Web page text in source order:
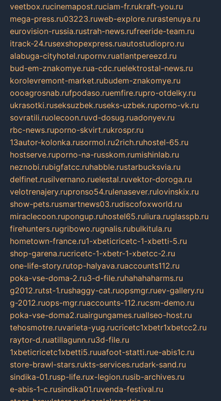
veetbox.rucinemapost.ruciam-fr.rukraft-you.ru
mega-press.ru03223.ruweb-explore.rurastenuya.ru
eurovision-russia.rustrah-news.rufreeride-team.ru
itrack-24.rusexshopexpress.ruautostudiopro.ru
alabuga-cityhotel.rupornv.ruatlantpereezd.ru
bud-em-znakomye.rua-cdc.ruelektrostal-news.ru
korolevremont-market.rubudem-znakomye.ru
oooagrosnab.rufpodaso.ruemfire.rupro-otdelky.ru
ukrasotki.ruseksuzbek.ruseks-uzbek.ruporno-vk.ru
sovratili.ruolecoon.ruvd-dosug.ruadonyev.ru
rbc-news.ruporno-skvirt.rukrospr.ru
13autor-kolonka.rusormol.ru2rich.ruhostel-65.ru
hostserve.ruporno-na-russkom.rumishinlab.ru
neznobi.rubigfatcc.ruhabble.rustarbucksvia.ru
delfinet.rusilvernano.ruelestal.ruvektor-doroga.ru
velotrenajery.rupronso54.rulenasever.rulovinskix.ru
show-pets.rusmartnews03.rudiscofoxworld.ru
miraclecoon.rupongup.ruhostel65.ruliura.ruglasspb.ru
firehunters.rugribowo.rugnalis.rubulkitula.ru
hometown-france.ru1-xbeticricetc-1-xbetti-5.ru
shop-garena.rucricetc-1-xbetr-1-xbetcc-2.ru
one-life-story.rutop-halyava.ruaccounts112.ru
poka-vse-doma-2.ru3-d-file.ruhahahaharms.ru
g2012.rutst-1.rushaggy-cat.ruopsmgr.ruev-gallery.ru
g-2012.ruops-mgr.ruaccounts-112.rucsm-demo.ru
poka-vse-doma2.ruairgungames.ruallseo-host.ru
tehosmotre.ruvarieta-yug.rucricetc1xbetr1xbetcc2.ru
raytor-d.ruatillagunn.ru3d-file.ru
1xbeticricetc1xbetti5.ruuafoot-statti.rue-abis1c.ru
store-brawl-stars.rukts-services.rudark-sand.ru
sindika-01.rusp-life.rux-legion.rusib-archives.ru
e-abis-1-c.rusindika01.ruvenda-festival.ru